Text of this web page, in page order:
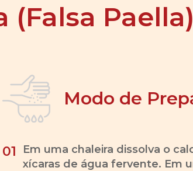
(Falsa Paella)
Modo de
01
Em uma chaleira dissolva o
xícaras de água fervente. Em